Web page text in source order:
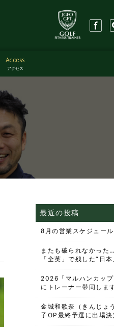
Access
アクセス
最近の投稿
8月の営業スケジュール
またも破られなかっ
「全英」で残した“日
2026「マルハンカップ
にトレーナー帯同しま
金城和歌奈（きんじょ
子OP最終予選に出場決